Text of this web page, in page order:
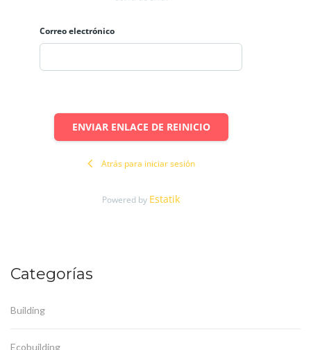
Correo electrónico
ENVIAR ENLACE DE REINICIO
Atrás para iniciar sesión
Powered by Estatik
Categorías
Building
Ecobuilding